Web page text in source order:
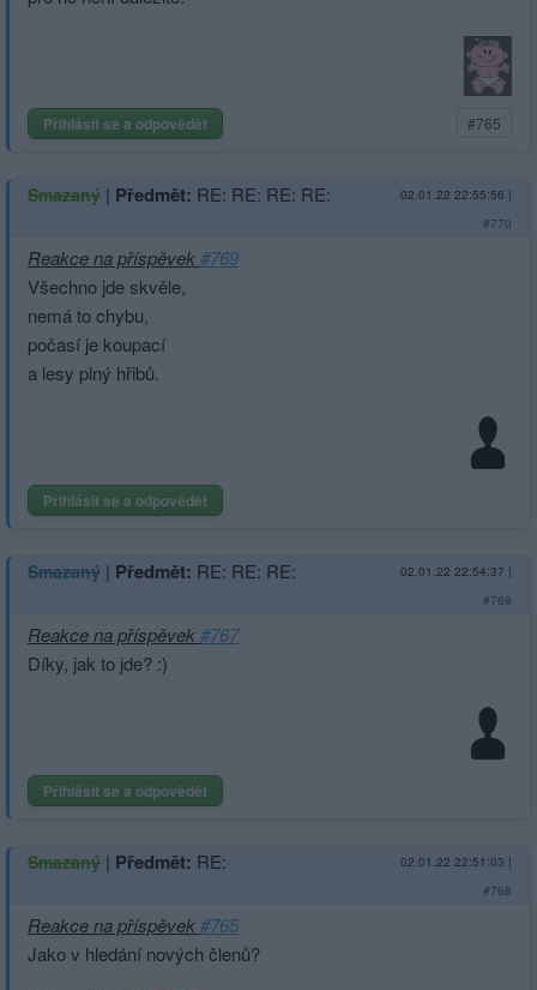
Přihlásit se a odpovědět #765
Smazaný | Předmět: RE: RE: RE: RE: 02.01.22 22:55:56 |
#770
Reakce na příspěvek#769
Všechno jde skvěle,
nemá to chybu,
počasí je koupací
a lesy plný hřibů.
Přihlásit se a odpovědět
Smazaný | Předmět: RE: RE: RE: 02.01.22 22:54:37 |
#769
Reakce na příspěvek#767
Díky, jak to jde? :)
Přihlásit se a odpovědět
Smazaný | Předmět: RE: 02.01.22 22:51:03 |
#768
Reakce na příspěvek#765
Jako v hledání nových členů?